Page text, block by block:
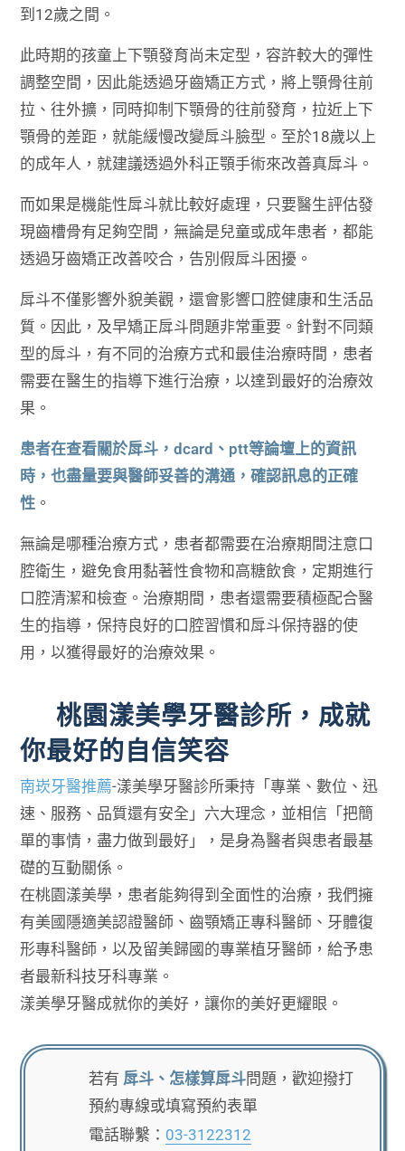
到12歲之間。
此時期的孩童上下顎發育尚未定型，容許較大的彈性
調整空間，因此能透過牙齒矯正方式，將上顎骨往前
拉、往外擴，同時抑制下顎骨的往前發育，拉近上下
顎骨的差距，就能緩慢改變戽斗臉型。至於18歲以上
的成年人，就建議透過外科正顎手術來改善真戽斗。
而如果是機能性戽斗就比較好處理，只要醫生評估發
現齒槽骨有足夠空間，無論是兒童或成年患者，都能
透過牙齒矯正改善咬合，告別假戽斗困擾。
戽斗不僅影響外貌美觀，還會影響口腔健康和生活品
質。因此，及早矯正戽斗問題非常重要。針對不同類
型的戽斗，有不同的治療方式和最佳治療時間，患者
需要在醫生的指導下進行治療，以達到最好的治療效
果。
患者在查看關於戽斗，dcard、ptt等論壇上的資訊
時，也盡量要與醫師妥善的溝通，確認訊息的正確
性 。
無論是哪種治療方式，患者都需要在治療期間注意口
腔衛生，避免食用黏著性食物和高糖飲食，定期進行
口腔清潔和檢查。治療期間，患者還需要積極配合醫
生的指導，保持良好的口腔習慣和戽斗保持器的使
用，以獲得最好的治療效果。
桃園漾美學牙醫診所，成就
你最好的自信笑容
南崁牙醫推薦-漾美學牙醫診所秉持「專業、數位、迅
速、服務、品質還有安全」六大理念，並相信「把簡
單的事情，盡力做到最好」，是身為醫者與患者最基
礎的互動關係。
在桃園漾美學，患者能夠得到全面性的治療，我們擁
有美國隱適美認證醫師、齒顎矯正專科醫師、牙體復
形專科醫師，以及留美歸國的專業植牙醫師，給予患
者最新科技牙科專業。
漾美學牙醫成就你的美好，讓你的美好更耀眼。
若有 戽斗、怎樣算戽斗問題，歡迎撥打
預約專線或填寫預約表單
電話聯繫： 03-3122312